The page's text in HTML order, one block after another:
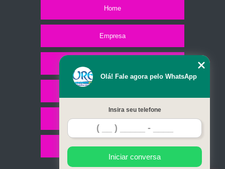
Home
Empresa
Contato
Mapa do site
Olá! Fale agora pelo WhatsApp
Insira seu telefone
Iniciar conversa